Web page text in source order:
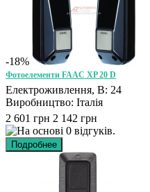
-18%
Фотоелементи FAAC XP 20 D
Електроживлення, В: 24
Виробництво: Італія
2 601 грн 2 142 грн